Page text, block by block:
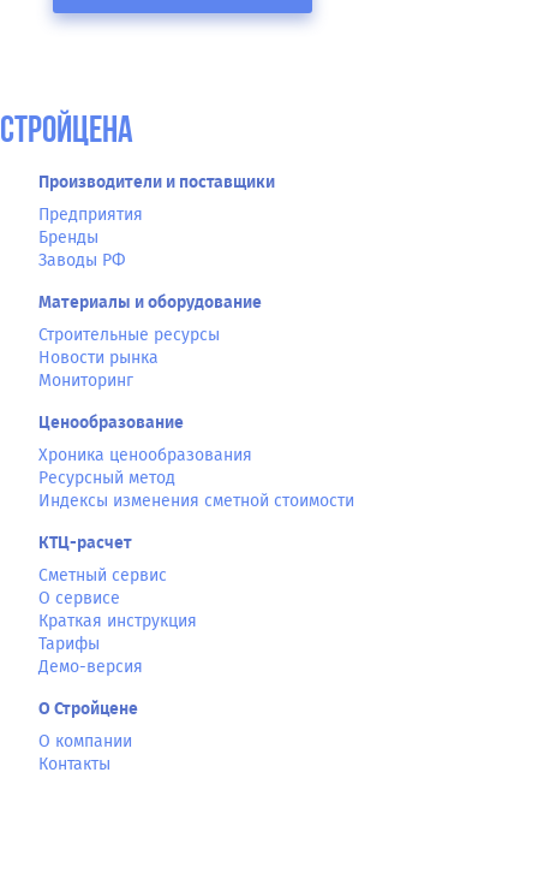
СтройЦена
Производители и поставщики
Предприятия
Бренды
Заводы РФ
Материалы и оборудование
Строительные ресурсы
Новости рынка
Мониторинг
Ценообразование
Хроника ценообразования
Ресурсный метод
Индексы изменения сметной стоимости
КТЦ-расчет
Сметный сервис
О сервисе
Краткая инструкция
Тарифы
Демо-версия
О Стройцене
О компании
Контакты